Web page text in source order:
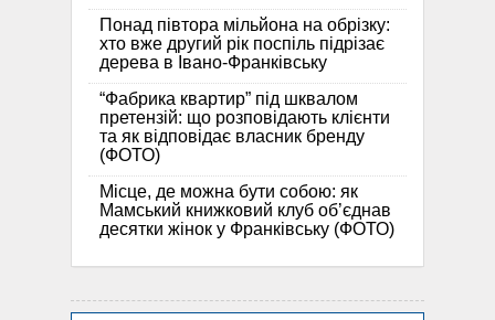
Понад півтора мільйона на обрізку:
хто вже другий рік поспіль підрізає
дерева в Івано-Франківську
“Фабрика квартир” під шквалом
претензій: що розповідають клієнти
та як відповідає власник бренду
(ФОТО)
Місце, де можна бути собою: як
Мамський книжковий клуб об’єднав
десятки жінок у Франківську (ФОТО)